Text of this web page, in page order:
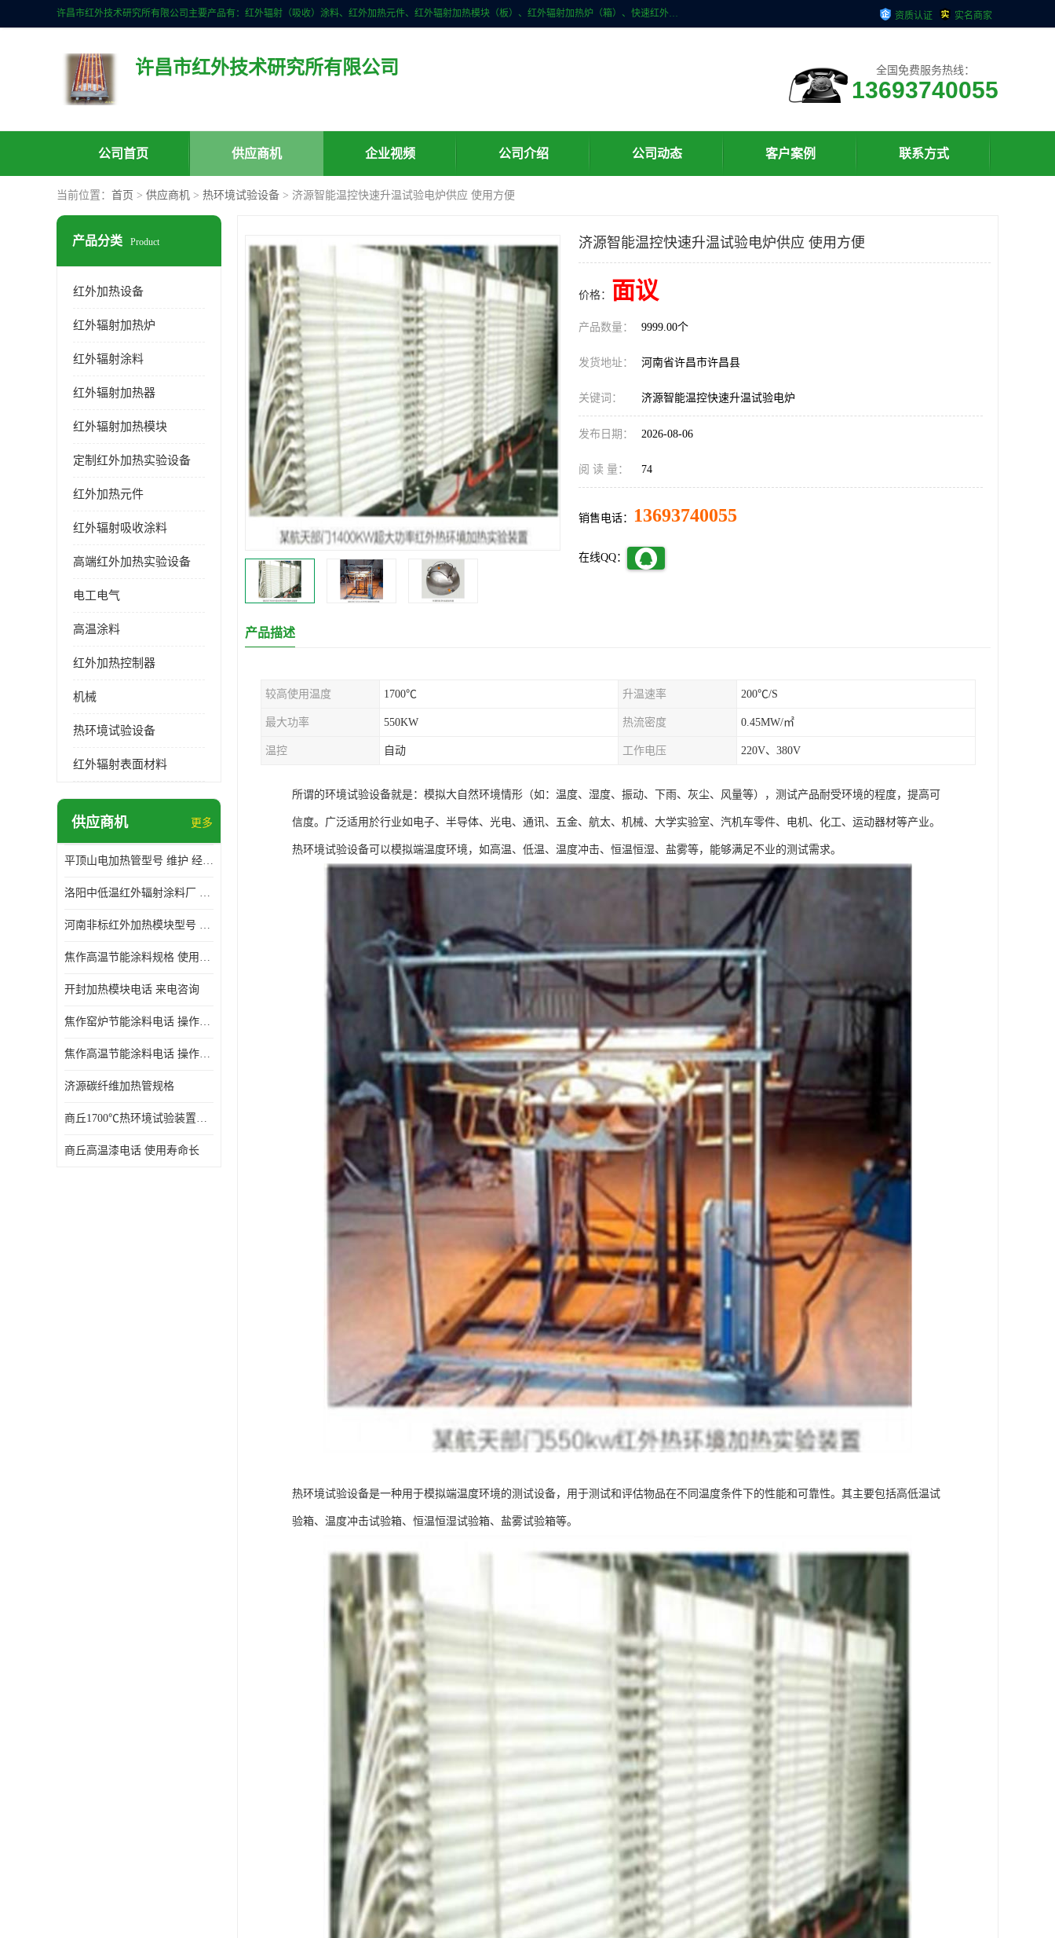
许昌市红外技术研究所有限公司主要产品有：红外辐射（吸收）涂料、红外加热元件、红外辐射加热模块（板）、红外辐射加热炉（箱）、快速红外辐射加热器、系列高端红外加热实验设备、系列红外加热控制器等。 资质认证 实名商家
许昌市红外技术研究所有限公司 全国免费服务热线：
13693740055
公司首页 供应商机 企业视频 公司介绍 公司动态 客户案例 联系方式
当前位置： 首页 > 供应商机 > 热环境试验设备 > 济源智能温控快速升温试验电炉供应 使用方便
产品分类 Product
红外加热设备
红外辐射加热炉
红外辐射涂料
红外辐射加热器
红外辐射加热模块
定制红外加热实验设备
红外加热元件
红外辐射吸收涂料
高端红外加热实验设备
电工电气
高温涂料
红外加热控制器
机械
热环境试验设备
红外辐射表面材料
供应商机 更多
平顶山电加热管型号 维护 经验丰富
洛阳中低温红外辐射涂料厂 使用便利
河南非标红外加热模块型号 操作方便
焦作高温节能涂料规格 使用寿命长 标志明显
开封加热模块电话 来电咨询
焦作窑炉节能涂料电话 操作方便
焦作高温节能涂料电话 操作方便
济源碳纤维加热管规格
商丘1700℃热环境试验装置厂家 技术成熟
商丘高温漆电话 使用寿命长
济源智能温控快速升温试验电炉供应 使用方便
价格： 面议
产品数量： 9999.00个
发货地址： 河南省许昌市许昌县
关键词： 济源智能温控快速升温试验电炉
发布日期： 2026-08-06
阅 读 量： 74
销售电话： 13693740055
在线QQ：
产品描述
较高使用温度 1700℃ 升温速率 200℃/S
最大功率 550KW 热流密度 0.45MW/㎡
温控 自动 工作电压 220V、380V
所谓的环境试验设备就是：模拟大自然环境情形（如：温度、湿度、振动、下雨、灰尘、风量等），测试产品耐受环境的程度，提高可
信度。广泛适用於行业如电子、半导体、光电、通讯、五金、航太、机械、大学实验室、汽机车零件、电机、化工、运动器材等产业。
热环境试验设备可以模拟端温度环境，如高温、低温、温度冲击、恒温恒湿、盐雾等，能够满足不业的测试需求。
热环境试验设备是一种用于模拟端温度环境的测试设备，用于测试和评估物品在不同温度条件下的性能和可靠性。其主要包括高低温试
验箱、温度冲击试验箱、恒温恒湿试验箱、盐雾试验箱等。